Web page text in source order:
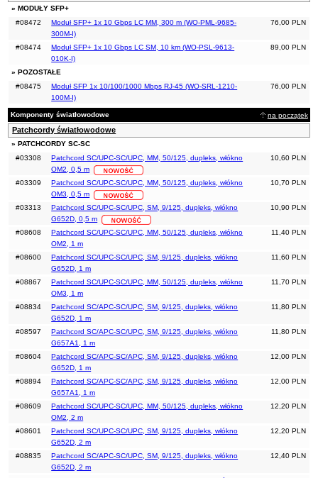
» MODUŁY SFP+
76,00 PLN
#08472
Moduł SFP+ 1x 10 Gbps LC MM, 300 m (WO-PML-9685-
300M-I)
89,00 PLN
#08474
Moduł SFP+ 1x 10 Gbps LC SM, 10 km (WO-PSL-9613-
010K-I)
» POZOSTAŁE
76,00 PLN
#08475
Moduł SFP 1x 10/100/1000 Mbps RJ-45 (WO-SRL-1210-
100M-I)
na początek
Komponenty światłowodowe
Patchcordy światłowodowe
» PATCHCORDY SC-SC
10,60 PLN
#03308
Patchcord SC/UPC-SC/UPC, MM, 50/125, dupleks, włókno
OM2, 0,5 m
10,70 PLN
#03309
Patchcord SC/UPC-SC/UPC, MM, 50/125, dupleks, włókno
OM3, 0,5 m
10,90 PLN
#03313
Patchcord SC/UPC-SC/UPC, SM, 9/125, dupleks, włókno
G652D, 0,5 m
11,40 PLN
#08608
Patchcord SC/UPC-SC/UPC, MM, 50/125, dupleks, włókno
OM2, 1 m
11,60 PLN
#08600
Patchcord SC/UPC-SC/UPC, SM, 9/125, dupleks, włókno
G652D, 1 m
11,70 PLN
#08867
Patchcord SC/UPC-SC/UPC, MM, 50/125, dupleks, włókno
OM3, 1 m
11,80 PLN
#08834
Patchcord SC/APC-SC/UPC, SM, 9/125, dupleks, włókno
G652D, 1 m
11,80 PLN
#08597
Patchcord SC/APC-SC/UPC, SM, 9/125, dupleks, włókno
G657A1, 1 m
12,00 PLN
#08604
Patchcord SC/APC-SC/APC, SM, 9/125, dupleks, włókno
G652D, 1 m
12,00 PLN
#08894
Patchcord SC/APC-SC/APC, SM, 9/125, dupleks, włókno
G657A1, 1 m
12,20 PLN
#08609
Patchcord SC/UPC-SC/UPC, MM, 50/125, dupleks, włókno
OM2, 2 m
12,20 PLN
#08601
Patchcord SC/UPC-SC/UPC, SM, 9/125, dupleks, włókno
G652D, 2 m
12,40 PLN
#08835
Patchcord SC/APC-SC/UPC, SM, 9/125, dupleks, włókno
G652D, 2 m